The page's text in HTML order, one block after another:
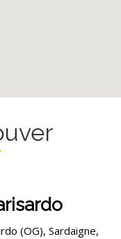
(OG), Sardaigne,